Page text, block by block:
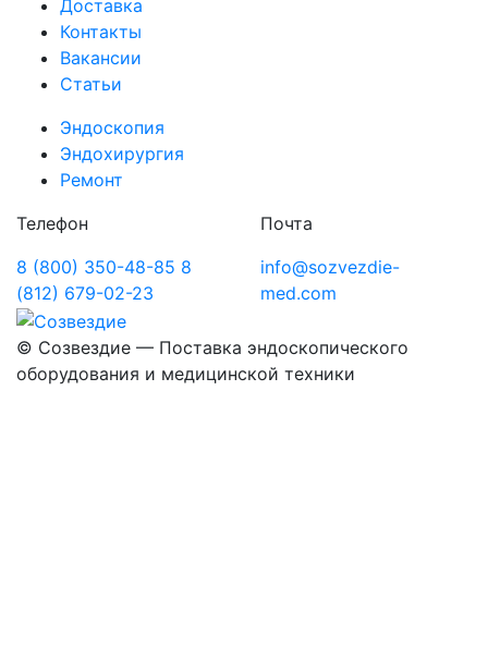
Доставка
Контакты
Вакансии
Статьи
Эндоскопия
Эндохирургия
Ремонт
Телефон
8 (800) 350-48-85 8
(812) 679-02-23
Почта
info@sozvezdie-
med.com
© Созвездие — Поставка эндоскопического
оборудования и медицинской техники